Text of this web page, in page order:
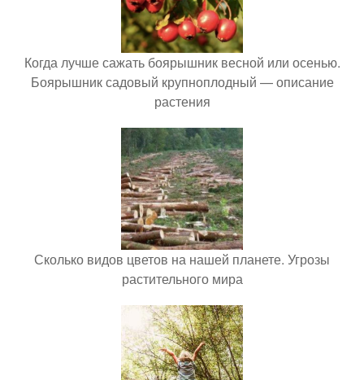
Когда лучше сажать боярышник весной или осенью.
Боярышник садовый крупноплодный — описание
растения
Сколько видов цветов на нашей планете. Угрозы
растительного мира